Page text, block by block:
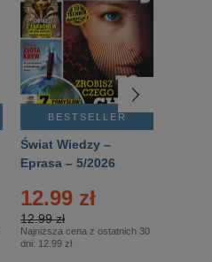
BESTSELLER
Świat Wiedzy –
Eprasa – 5/2026
12.99 zł
12.99 zł
Najniższa cena z ostatnich 30
dni: 12.99 zł